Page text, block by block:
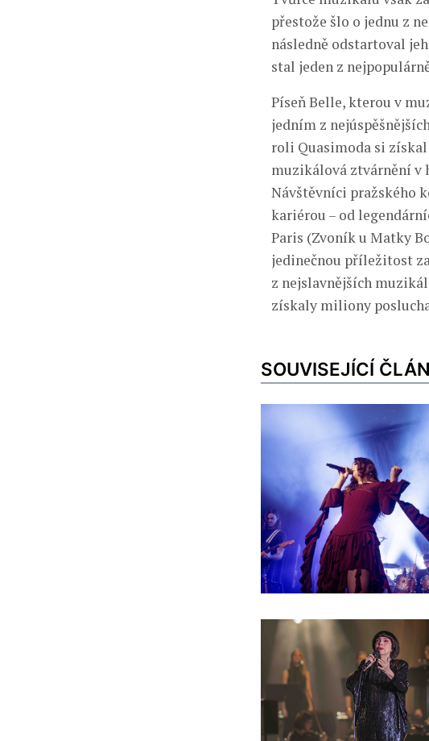
přestože šlo o jednu z
následně odstartoval
stal jeden z
Píseň Belle, kterou v
jedním z
roli Quasimoda si
muzikálová ztvárnění v
Návštěvníci pražského
kariérou – od
Paris (Zvoník u Matky
jedinečnou příležitost
z nejslavnějších
získaly miliony
SOUVISEJÍCÍ